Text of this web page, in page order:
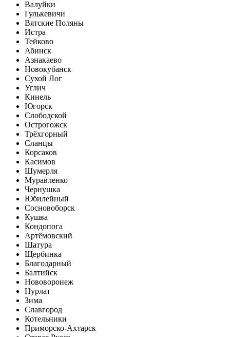
Валуйки
Гулькевичи
Вятские Поляны
Истра
Тейково
Абинск
Азнакаево
Новокубанск
Сухой Лог
Углич
Кинель
Югорск
Слободской
Острогожск
Трёхгорный
Сланцы
Корсаков
Касимов
Шумерля
Муравленко
Чернушка
Юбилейный
Сосновоборск
Кушва
Кондопога
Артёмовский
Шатура
Щербинка
Благодарный
Балтийск
Нововоронеж
Нурлат
Зима
Славгород
Котельники
Приморско-Ахтарск